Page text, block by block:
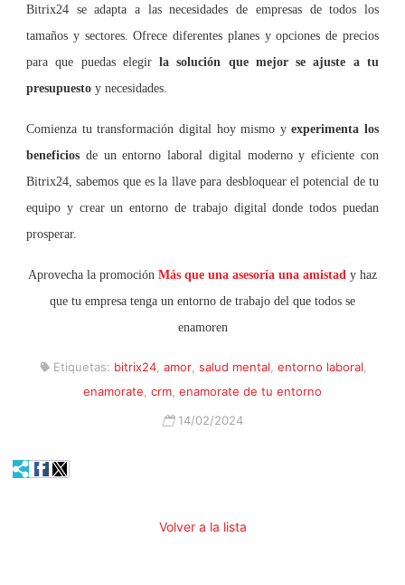
Bitrix24 se adapta a las necesidades de empresas de todos los
tamaños y sectores. Ofrece diferentes planes y opciones de precios
para que puedas elegirla solución que mejor se ajuste a tu
presupuesto y necesidades.
Comienza tu transformación digital hoy mismo yexperimenta los
beneficios de un entorno laboral digital moderno y eficiente con
Bitrix24, sabemos que es la llave para desbloquear el potencial de tu
equipo y crear un entorno de trabajo digital donde todos puedan
prosperar.
Aprovecha la promoción Más que una asesoría una amistad y haz
que tu empresa tenga un entorno de trabajo del que todos se
enamoren
Etiquetas: bitrix24, amor, salud mental, entorno laboral,
enamorate, crm, enamorate de tu entorno
14/02/2024
Volver a la lista